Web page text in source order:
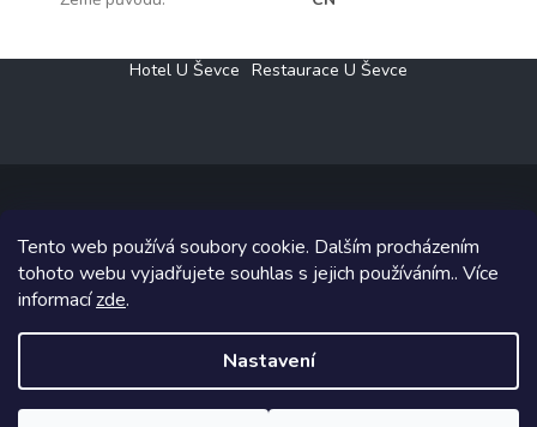
Tento web používá soubory cookie. Dalším procházením
tohoto webu vyjadřujete souhlas s jejich používáním.. Více
informacízde.
Nastavení
Hotel U Ševce Restaurace U Ševce
Copyright 2026Elektro Klesný s.r.o.. Všechna práva vyhrazena.
Grafický návrh vytvořil a na Shoptet implementoval
Shoptetak.cz.
Vytvořil Shoptet